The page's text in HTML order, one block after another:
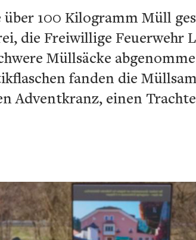
über 100 Kilogramm Müll
die Freiwillige Feuerwehr
Müllsäcke
fanden die
Adventkranz, einen